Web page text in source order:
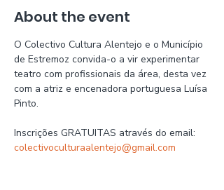
About the event
O Colectivo Cultura Alentejo e o Município
de Estremoz convida-o a vir experimentar
teatro com profissionais da área, desta vez
com a atriz e encenadora portuguesa Luísa
Pinto.
Inscrições GRATUITAS através do email:
colectivoculturaalentejo@gmail.com